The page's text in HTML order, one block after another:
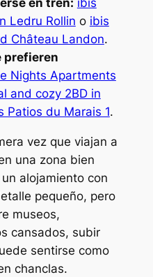
en tren: ibis
Ledru Rollin o ibis
Château Landon.
prefieren
Nights Apartments
and cozy 2BD in
Patios du Marais 1.
vez que viajan a
una zona bien
alojamiento con
pequeño, pero
museos,
cansados, subir
sentirse como
chanclas.